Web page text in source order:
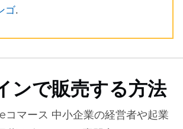
ゴ.
ンで販売する方法
eコマース 中小企業の経営者や起業